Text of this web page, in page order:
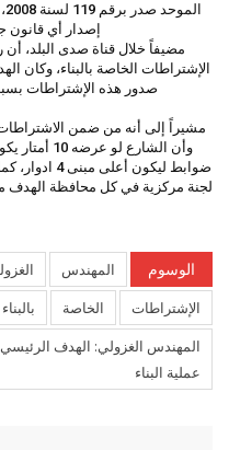
إصدار أي قانون
الإشتراطات الخاصة بالبناء، وكان
صدور هذه الإشتراطات بسبب
مشيراً إلى أنه من ضمن
ضوابط
لجنة مركزية في كل محافظة الهدف
الوسوم المهندس
الإشتراطات
الخاصة بالبناء
المهندس الغزولي: الهدف الرئيسي
عملية البناء